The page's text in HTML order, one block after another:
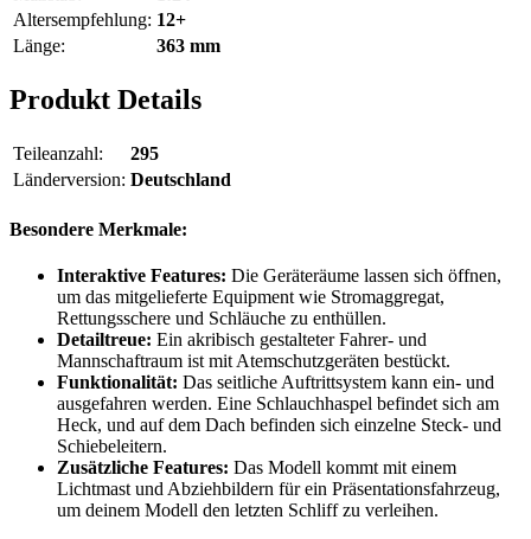
Altersempfehlung: 12+
Länge:
363 mm
Produkt Details
Teileanzahl:
295
Länderversion: Deutschland
Besondere Merkmale:
Interaktive Features: Die Geräteräume lassen sich öffnen,
um das mitgelieferte Equipment wie Stromaggregat,
Rettungsschere und Schläuche zu enthüllen.
Detailtreue: Ein akribisch gestalteter Fahrer- und
Mannschaftraum ist mit Atemschutzgeräten bestückt.
Funktionalität: Das seitliche Auftrittsystem kann ein- und
ausgefahren werden. Eine Schlauchhaspel befindet sich am
Heck, und auf dem Dach befinden sich einzelne Steck- und
Schiebeleitern.
Zusätzliche Features: Das Modell kommt mit einem
Lichtmast und Abziehbildern für ein Präsentationsfahrzeug,
um deinem Modell den letzten Schliff zu verleihen.